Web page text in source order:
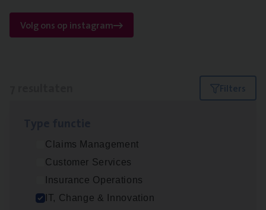
Volg ons op instagram
Filters
Claims Management
Customer Services
Insurance Operations
IT, Change & Innovation
Test Ana­lyst
IT, Change & Innovation
Antwerpen